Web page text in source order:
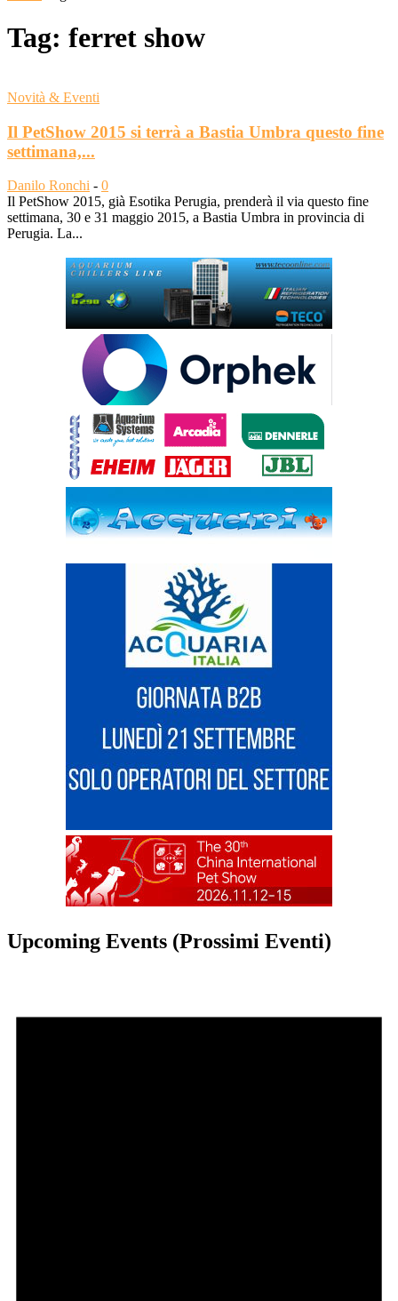
Tag: ferret show
Novità & Eventi
Il PetShow 2015 si terrà a Bastia Umbra questo fine
settimana,...
Danilo Ronchi - 0
Il PetShow 2015, già Esotika Perugia, prenderà il via questo fine
settimana, 30 e 31 maggio 2015, a Bastia Umbra in provincia di
Perugia. La...
Upcoming Events (Prossimi Eventi)